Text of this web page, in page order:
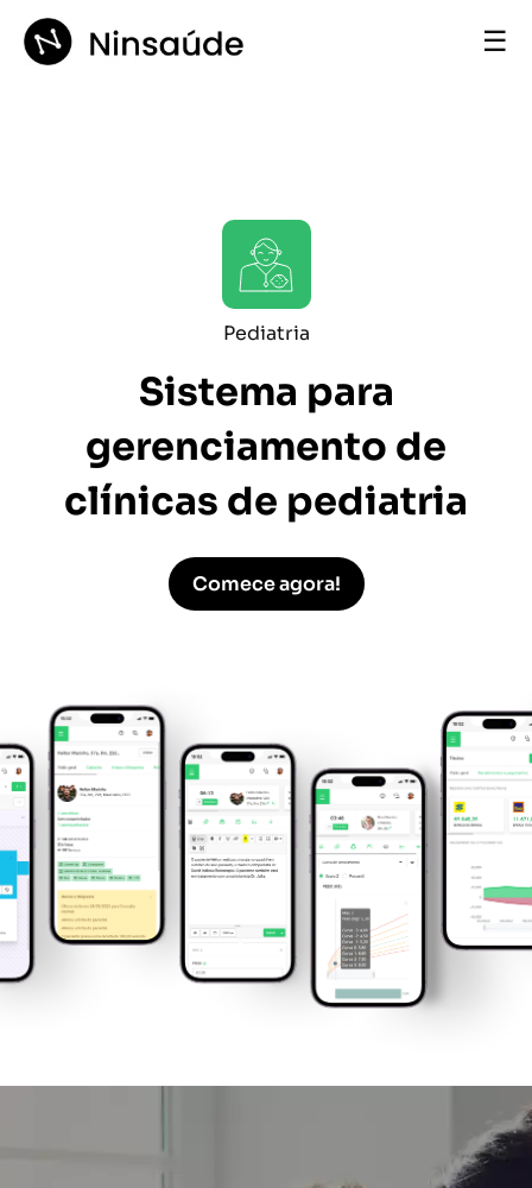
☰
Pediatria
Sistema para
gerenciamento de
clínicas de pediatria
Comece agora!